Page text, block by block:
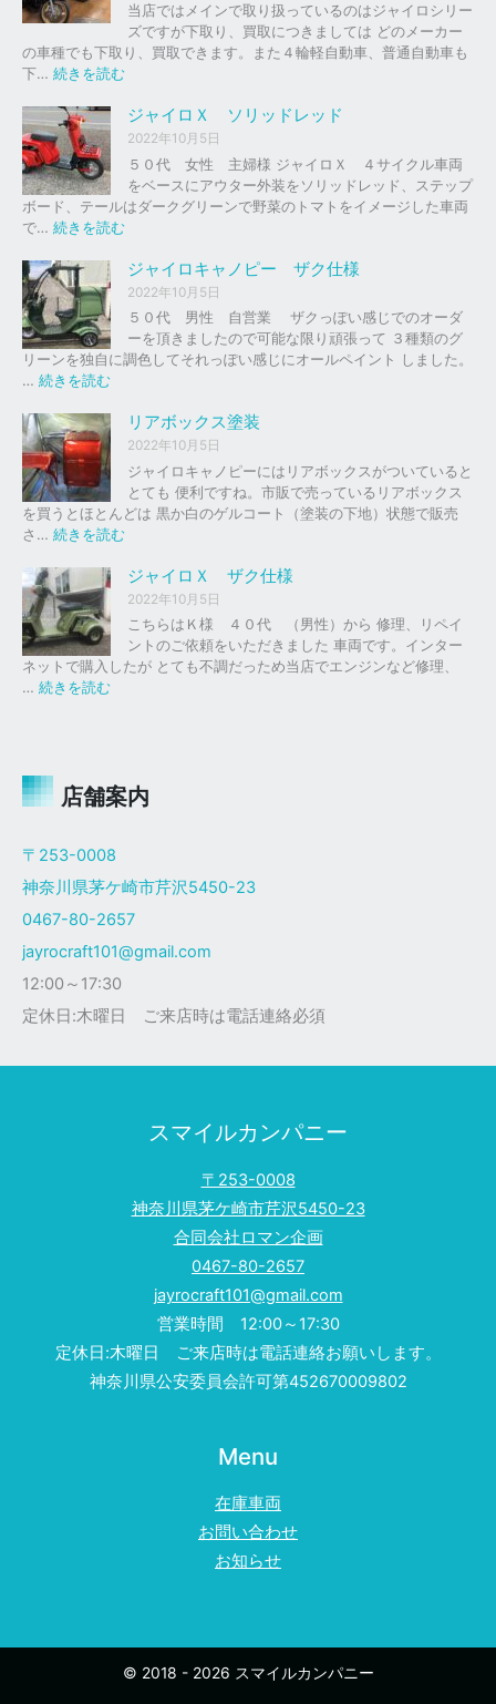
当店ではメインで取り扱っているのはジャイロシリー
ズですが下取り、買取につきましては どのメーカー
の車種でも下取り、買取できます。また４輪軽自動車、普通自動車も
下… 続きを読む
ャ
イ
ロ
以
外
の
イ
ク
車
下
、
買
取
を
は
ま
し
た
。
ジャイロＸ ソリッドレッド
2022年10月5日
５０代 女性 主婦様 ジャイロＸ ４サイクル車両
をベースにアウター外装をソリッドレッド、ステップ
ボード、テールはダークグリーンで野菜のトマトをイメージした車両
で… 続きを読む
ャ
イ
ロ
ッ
ド
ッ
ド
ジャイロキャノピー ザク仕様
2022年10月5日
５０代 男性 自営業 ザクっぽい感じでのオーダ
ーを頂きましたので可能な限り頑張って ３種類のグ
リーンを独自に調色してそれっぽい感じにオールペイント しました。
… 続きを読む
イ
ロ
キ
ャ
ノ
ピ
ー
ザ
ク
仕
様
リアボックス塗装
2022年10月5日
ジャイロキャノピーにはリアボックスがついていると
とても 便利ですね。市販で売っているリアボックス
を買うとほとんどは 黒か白のゲルコート（塗装の下地）状態で販売
さ… 続きを読む
ア
ボ
ッ
ク
ス
ジャイロＸ ザク仕様
2022年10月5日
こちらはＫ様 ４０代 （男性）から 修理、リペイ
ントのご依頼をいただきました 車両です。インター
ネットで購入したが とても不調だっため当店でエンジンなど修理、
… 続きを読む
Ｘ
ク
様
店舗案内
〒253-0008
神奈川県茅ケ崎市芹沢5450-23
0467-80-2657
jayrocraft101@gmail.com
12:00～17:30
定休日:木曜日 ご来店時は電話連絡必須
スマイルカンパニー
〒253-0008
神奈川県茅ケ崎市芹沢5450-23
合同会社ロマン企画
0467-80-2657
jayrocraft101@gmail.com
営業時間 12:00～17:30
定休日:木曜日 ご来店時は電話連絡お願いします。
神奈川県公安委員会許可第452670009802
Menu
在庫車両
お問い合わせ
お知らせ
© 2018 - 2026 スマイルカンパニー